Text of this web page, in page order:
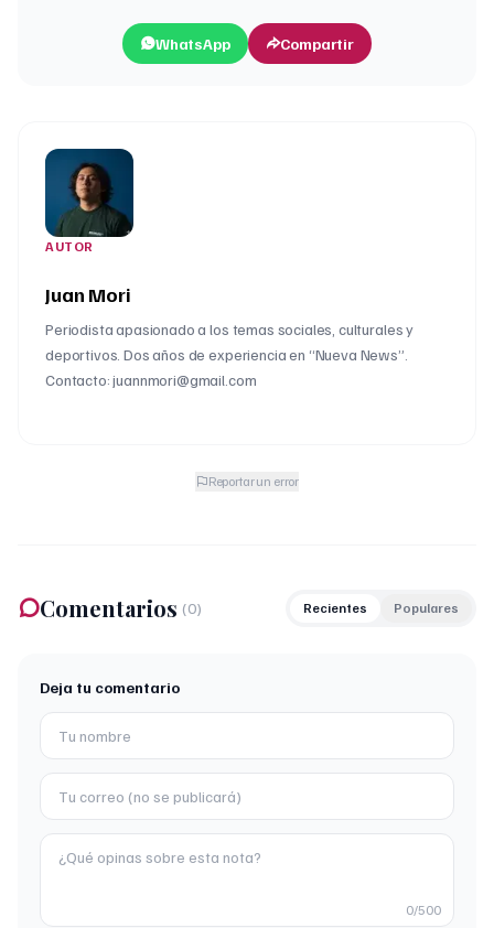
WhatsApp Compartir
AUTOR
Juan Mori
Periodista apasionado a los temas sociales, culturales y
deportivos. Dos años de experiencia en “Nueva News”.
Contacto: juannmori@gmail.com
Reportar un error
Comentarios (0) Recientes Populares
Deja tu comentario
0/500